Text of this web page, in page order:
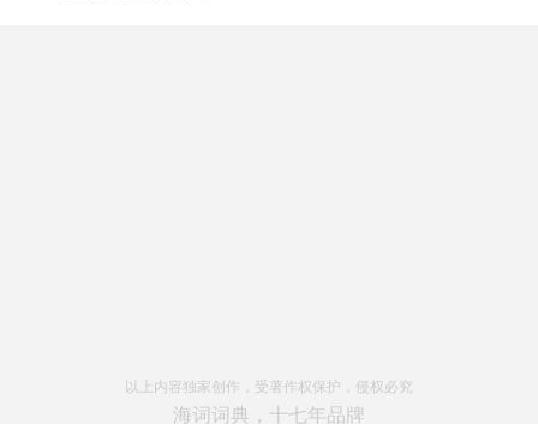
以上内容独家创作，受著作权保护，侵权必究
海词词典，十七年品牌